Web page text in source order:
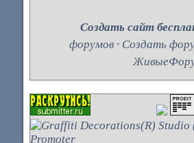
Создать сайт
форумов · Создать